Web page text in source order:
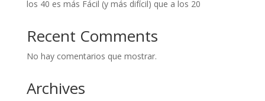
los 40 es más Fácil (y más difícil) que a los 20
Recent Comments
No hay comentarios que mostrar.
Archives